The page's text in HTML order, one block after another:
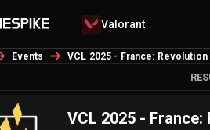
Valorant
Events VCL 2025 - France: Revolution
VCL 2025 -